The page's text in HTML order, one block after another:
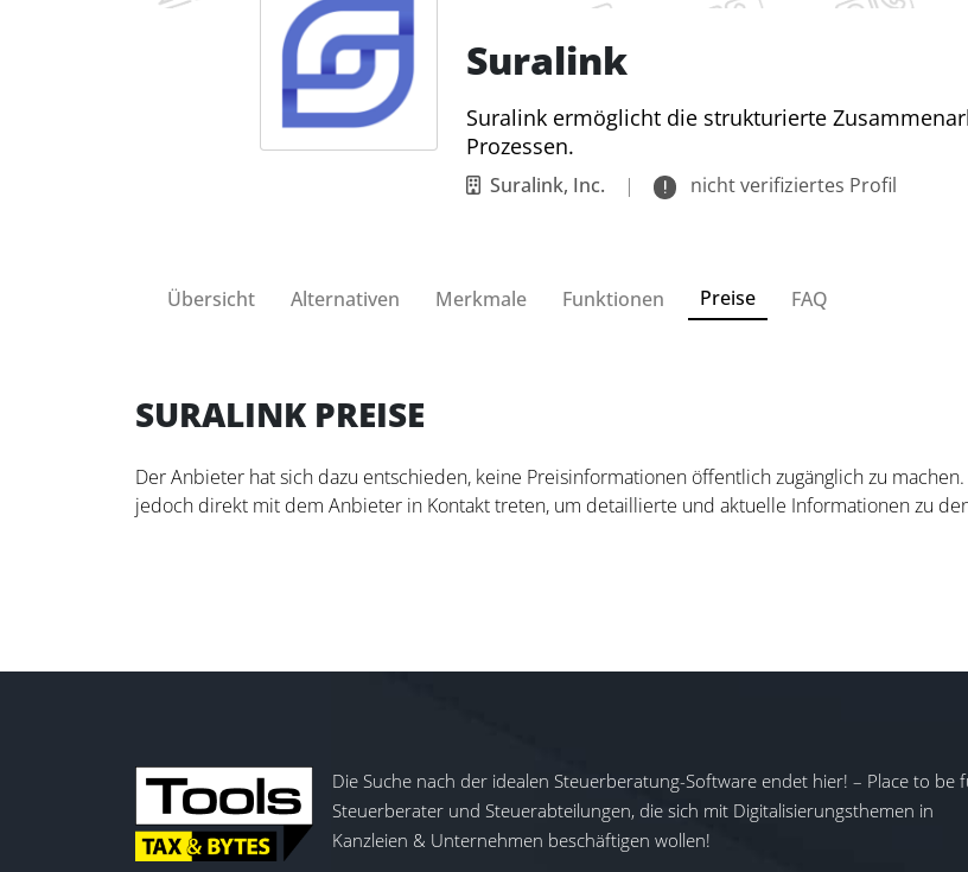
Suralink
Suralink ermöglicht die strukturierte
Prozessen.
Suralink, Inc. | nicht verifiziertes Profil
Übersicht Alternativen Merkmale Funktionen Preise FAQ
SURALINK PREISE
Der Anbieter hat sich dazu entschieden, keine Preisinformationen öffentlich zugänglich zu
jedoch direkt mit dem Anbieter in Kontakt treten, um detaillierte und aktuelle Informationen zu
Die Suche nach der idealen Steuerberatung-Software endet hier! – Place to be
Steuerberater und Steuerabteilungen, die sich mit Digitalisierungsthemen in
Kanzleien & Unternehmen beschäftigen wollen!